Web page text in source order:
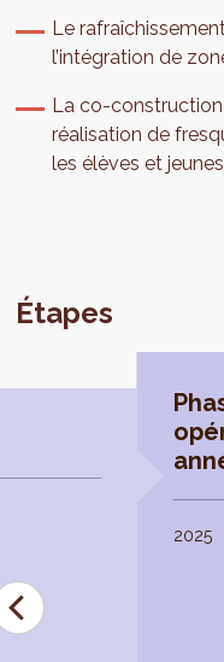
Le
l’intégration de
La co-
réalisation de
les élèves et
Étapes
2025